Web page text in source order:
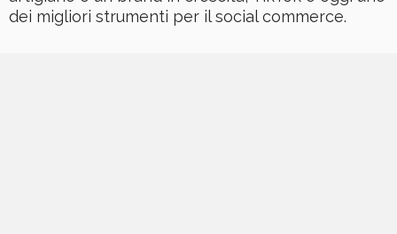
dei migliori strumenti per il social commerce.